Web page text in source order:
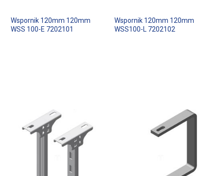
Wspornik 120mm 120mm
WSS 100-E 7202101
Wspornik 120mm 120mm
WSS100-L 7202102